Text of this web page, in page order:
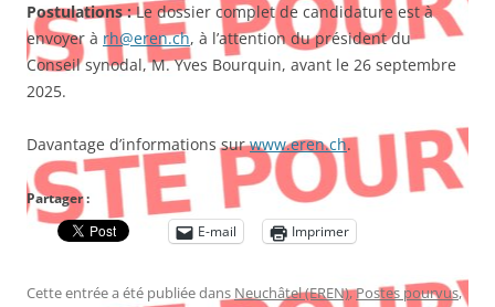
Postulations :Le dossier complet de candidature est à
envoyer à rh@eren.ch, à l’attention du président du
Conseil synodal, M. Yves Bourquin, avant le 26 septembre
2025.
Davantage d’informations surwww.eren.ch.
Partager :
E-mail
Imprimer
Cette entrée a été publiée dans Neuchâtel (EREN),Postes pourvus,